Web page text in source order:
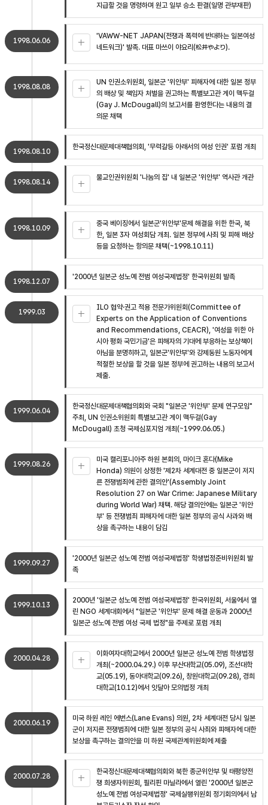
지급할 것을 명령하며 원고 일부 승소 판결(일명 관부재판)
1998.06.06
'VAWW-NET JAPAN(전쟁과 폭력에 반대하는 일본여성
네트워크)' 발족. 대표 마쓰이 야요리(松井やより).
1998.08.08
UN 인권소위원회, 일본군 '위안부' 피해자에 대한 일본 정부
의 배상 및 책임자 처벌을 권고하는 특별보고관 게이 맥두걸
(Gay J. McDougall)의 보고서를 환영한다는 내용의 결
의문 채택
1998.08.10
한국정신대문제대책협의회, '무력갈등 아래서의 여성 인권' 포럼 개최
1998.08.14
불교인권위원회 '나눔의 집' 내 일본군 '위안부' 역사관 개관
1998.10.09
중국 베이징에서 일본군'위안부'문제 해결을 위한 한국, 북
한, 일본 3자 여성회담 개최. 일본 정부에 사죄 및 피해 배상
등을 요청하는 항의문 채택(~1998.10.11)
1998.12.07
'2000년 일본군 성노예 전범 여성국제법정' 한국위원회 발족
1999.03
ILO 협약·권고 적용 전문가위원회(Committee of
Experts on the Application of Conventions
and Recommendations, CEACR), '여성을 위한 아
시아 평화 국민기금'은 피해자의 기대에 부응하는 보상책이
아님을 분명히하고, 일본군'위안부'와 강제동원 노동자에게
적절한 보상을 할 것을 일본 정부에 권고하는 내용의 보고서
제출.
1999.06.04
한국정신대문제대책협의회와 국회 "일본군 '위안부' 문제 연구모임"
주최, UN 인권소위원회 특별보고관 게이 맥두걸(Gay
McDougall) 초청 국제심포지엄 개최(~1999.06.05.)
1999.08.26
미국 캘리포니아주 하원 본회의, 마이크 혼다(Mike
Honda) 의원이 상정한 '제2차 세계대전 중 일본군이 저지
른 전쟁범죄에 관한 결의안'(Assembly Joint
Resolution 27 on War Crime: Japanese Military
during World War) 채택. 해당 결의안에는 일본군 '위안
부' 등 전쟁범죄 피해자에 대한 일본 정부의 공식 사과와 배
상을 촉구하는 내용이 담김
1999.09.27
'2000년 일본군 성노예 전범 여성국제법정' 학생법정준비위원회 발
족
1999.10.13
2000년 '일본군 성노예 전범 여성국제법정' 한국위원회, 서울에서 열
린 NGO 세계대회에서 "일본군 '위안부' 문제 해결 운동과 2000년
일본군 성노예 전범 여성 국제 법정"을 주제로 포럼 개최
2000.04.28
이화여자대학교에서 2000년 일본군 성노예 전범 학생법정
개최(~2000.04.29.) 이후 부산대학교(05.09), 조선대학
교(05.19), 동아대학교(09.26), 창원대학교(09.28), 경희
대학교(10.12)에서 잇달아 모의법정 개최
2000.06.19
미국 하원 레인 에번스(Lane Evans) 의원, 2차 세계대전 당시 일본
군이 저지른 전쟁범죄에 대한 일본 정부의 공식 사죄와 피해자에 대한
보상을 촉구하는 결의안을 미 하원 국제관계위원회에 제출
2000.07.28
한국정신대문제대책협의회와 북한 종군위안부 및 태평양전
쟁 희생자위원회, 필리핀 마닐라에서 열린 '2000년 일본군
성노예 전범 여성국제법정' 국제실행위원회 정기회의에서 남